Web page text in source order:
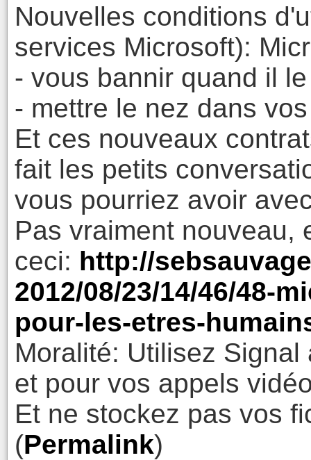
Nouvelles conditions
services Microsoft):
- vous bannir quand il
- mettre le nez dans
Et ces nouveaux
fait les petits
vous pourriez avoir
Pas vraiment nouveau,
ceci: http://
2012/08/23/14/46/48-
pour-les-etres-
Moralité: Utilisez
et pour vos appels
Et ne stockez pas vos
(Permalink)